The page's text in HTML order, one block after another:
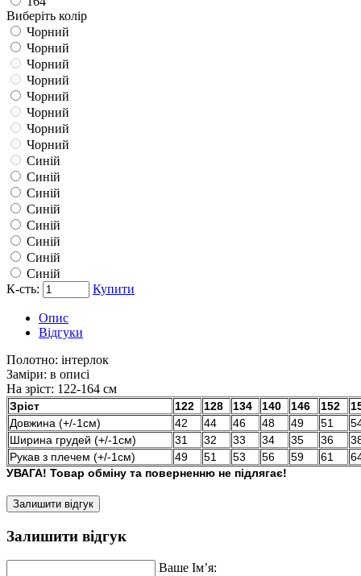
Виберіть колір
Чорний
Чорний
Чорний
Чорний
Чорний
Чорний
Чорний
Чорний
Синій
Синій
Синій
Синій
Синій
Синій
Синій
Синій
К-сть:
Купити
Опис
Відгуки
Полотно: інтерлок
Заміри: в описі
На зріст: 122-164 см
Зріст 122 128 134 140 146 152
Довжина (+/-1см)
42 44 46 48 49 51
Ширина грудей (+/-1см)
31 32 33 34 35 36
Рукав з плечем (+/-1см)
49 51 53 56 59 61
УВАГА! Товар обміну та поверненню не підлягає!
Залишити відгук
Залишити відгук
Ваше Ім’я: